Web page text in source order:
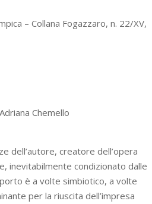
– Collana Fogazzaro, n. 22/XV,
Chemello
dell’autore, creatore dell’opera
inevitabilmente condizionato dalle
è a volte simbiotico, a volte
per la riuscita dell’impresa